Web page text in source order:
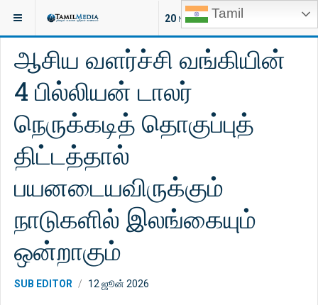
Tamil
20 NEW ARTICLES
இருக்குமிடம்: செய்திகள்
ஆசிய வளர்ச்சி வங்கியின்
4 பில்லியன் டாலர்
நெருக்கடித் தொகுப்புத்
திட்டத்தால்
பயனடையவிருக்கும்
நாடுகளில் இலங்கையும்
ஒன்றாகும்
SUB EDITOR 12 ஜூன் 2026